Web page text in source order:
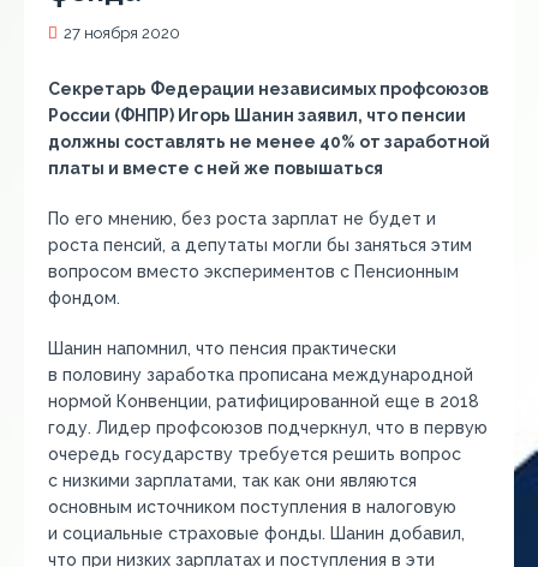
27 ноября 2020
Секретарь Федерации независимых профсоюзов
России (ФНПР) Игорь Шанин заявил, что пенсии
должны составлять не менее 40% от заработной
платы и вместе с ней же повышаться
По его мнению, без роста зарплат не будет и
роста пенсий, а депутаты могли бы заняться этим
вопросом вместо экспериментов с Пенсионным
фондом.
Шанин напомнил, что пенсия практически
в половину заработка прописана международной
нормой Конвенции, ратифицированной еще в 2018
году. Лидер профсоюзов подчеркнул, что в первую
очередь государству требуется решить вопрос
с низкими зарплатами, так как они являются
основным источником поступления в налоговую
и социальные страховые фонды. Шанин добавил,
что при низких зарплатах и поступления в эти